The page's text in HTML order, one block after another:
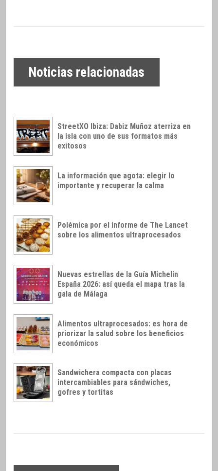
Noticias relacionadas
StreetXO Ibiza: Dabiz Muñoz aterriza en
la isla con uno de sus formatos más
exitosos
La información que agota: elegir lo
importante y recuperar la calma
Polémica por el informe de The Lancet
sobre los alimentos ultraprocesados
Nuevas estrellas de la Guía Michelin
España 2026: así queda el mapa tras la
gala de Málaga
Alimentos ultraprocesados: es hora de
priorizar la salud sobre los beneficios
económicos
Sandwichera compacta con placas
intercambiables para sándwiches,
gofres y tortitas